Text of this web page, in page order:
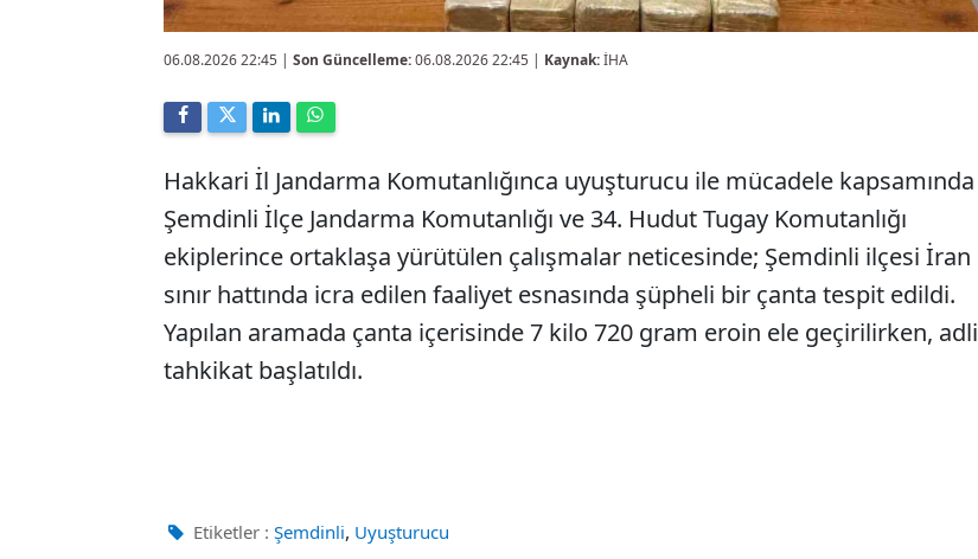
06.08.2026 22:45 | Son Güncelleme:06.08.2026 22:45 | Kaynak:İHA
Hakkari İl Jandarma Komutanlığınca uyuşturucu ile mücadele kapsamında
Şemdinli İlçe Jandarma Komutanlığı ve 34. Hudut Tugay Komutanlığı
ekiplerince ortaklaşa yürütülen çalışmalar neticesinde; Şemdinli ilçesi İran
sınır hattında icra edilen faaliyet esnasında şüpheli bir çanta tespit edildi.
Yapılan aramada çanta içerisinde 7 kilo 720 gram eroin ele geçirilirken, adli
tahkikat başlatıldı.
Etiketler : Şemdinli, Uyuşturucu